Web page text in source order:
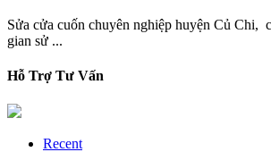
Sửa cửa cuốn chuyên nghiệp huyện Củ Chi,
gian sử ...
Hỗ Trợ Tư Vấn
Recent